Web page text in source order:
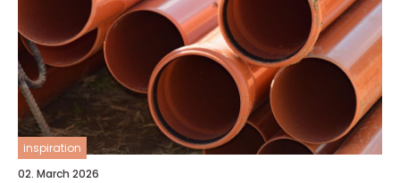
inspiration
02. March 2026